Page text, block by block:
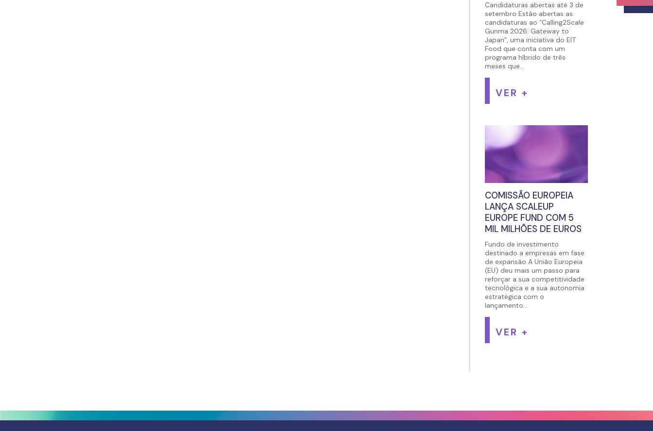
Candidaturas abertas até 3 de
setembro Estão abertas as
candidaturas ao “Calling2Scale
Gunma 2026: Gateway to
Japan”, uma iniciativa do EIT
Food que conta com um
programa híbrido de três
meses que...
VER +
COMISSÃO EUROPEIA
LANÇA SCALEUP
EUROPE FUND COM 5
MIL MILHÕES DE EUROS
Fundo de investimento
destinado a empresas em fase
de expansão A União Europeia
(EU) deu mais um passo para
reforçar a sua competitividade
tecnológica e a sua autonomia
estratégica com o
lançamento...
VER +